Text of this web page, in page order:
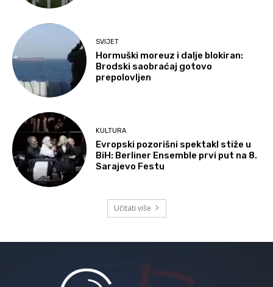
SVIJET
Hormuški moreuz i dalje blokiran:
Brodski saobraćaj gotovo
prepolovljen
KULTURA
Evropski pozorišni spektakl stiže u
BiH: Berliner Ensemble prvi put na 8.
Sarajevo Festu
Učitati više